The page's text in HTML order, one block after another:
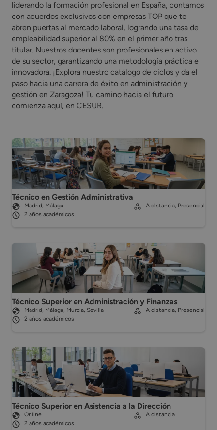
liderando la formación profesional en España, contamos
con acuerdos exclusivos con empresas TOP que te
abren puertas al mercado laboral, logrando una tasa de
empleabilidad superior al 80% en el primer año tras
titular. Nuestros docentes son profesionales en activo
de su sector, garantizando una metodología práctica e
innovadora. ¡Explora nuestro catálogo de ciclos y da el
paso hacia una carrera de éxito en administración y
gestión en Zaragoza! Tu camino hacia el futuro
comienza aquí, en CESUR.
Técnico en Gestión Administrativa
Madrid, Málaga
2 años académicos
A distancia, Presencial
Técnico Superior en Administración y Finanzas
Madrid, Málaga, Murcia, Sevilla
2 años académicos
A distancia, Presencial
Técnico Superior en Asistencia a la Dirección
Online
2 años académicos
A distancia